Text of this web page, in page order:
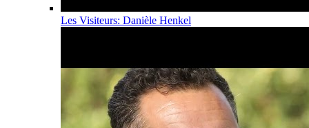
Les Visiteurs: Danièle Henkel